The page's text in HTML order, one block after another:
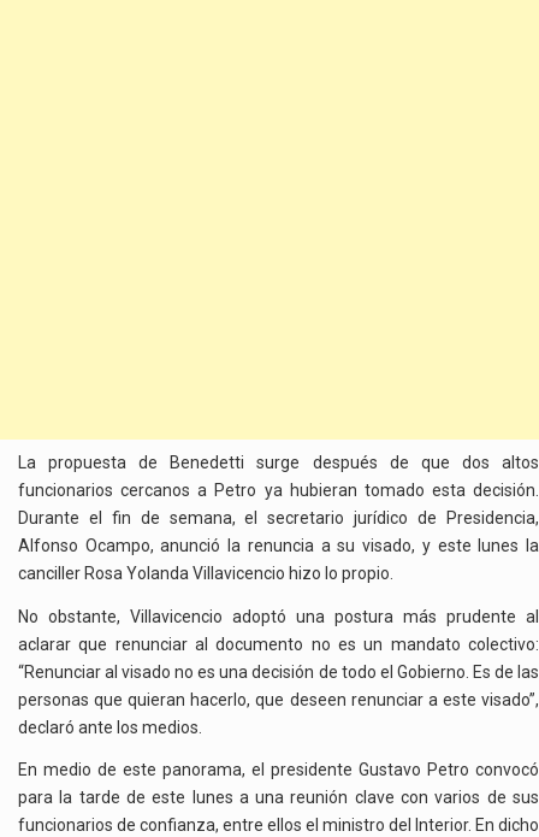
La propuesta de Benedetti surge después de que dos altos
funcionarios cercanos a Petro ya hubieran tomado esta decisión.
Durante el fin de semana, el secretario jurídico de Presidencia,
Alfonso Ocampo, anunció la renuncia a su visado, y este lunes la
canciller Rosa Yolanda Villavicencio hizo lo propio.
No obstante, Villavicencio adoptó una postura más prudente al
aclarar que renunciar al documento no es un mandato colectivo:
“Renunciar al visado no es una decisión de todo el Gobierno. Es de las
personas que quieran hacerlo, que deseen renunciar a este visado”,
declaró ante los medios.
En medio de este panorama, el presidente Gustavo Petro convocó
para la tarde de este lunes a una reunión clave con varios de sus
funcionarios de confianza, entre ellos el ministro del Interior. En dicho